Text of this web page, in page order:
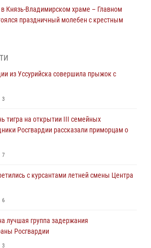
Князь-Владимирском храме – Главном
праздничный молебен с крестным
Руси
Росгвардии рассказали приморцам о
Росгвардии напомнили гражданам, как
пресекли три попытки хищения в
из Уссурийска совершила прыжок с
3
тигра на открытии III семейных
Росгвардии рассказали приморцам о
7
с курсантами летней смены Центра
6
лучшая группа задержания
Росгвардии
3